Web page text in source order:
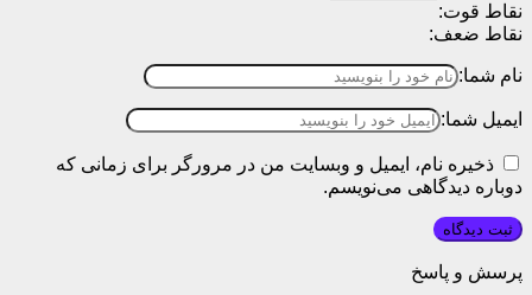
نقاط قوت:
نقاط ضعف:
نام شما:
ایمیل شما:
ذخیره نام، ایمیل و وبسایت من در مرورگر برای زمانی که
دوباره دیدگاهی می‌نویسم.
پرسش و پاسخ